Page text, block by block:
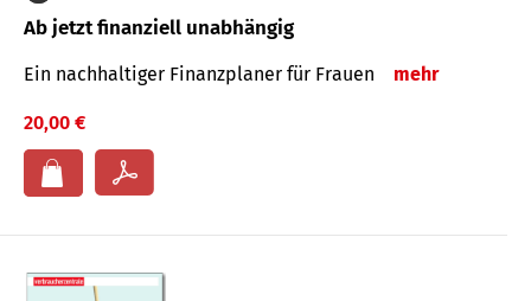
Ab jetzt finanziell unabhängig
Ein nachhaltiger Finanzplaner für Frauen mehr
20,00 €